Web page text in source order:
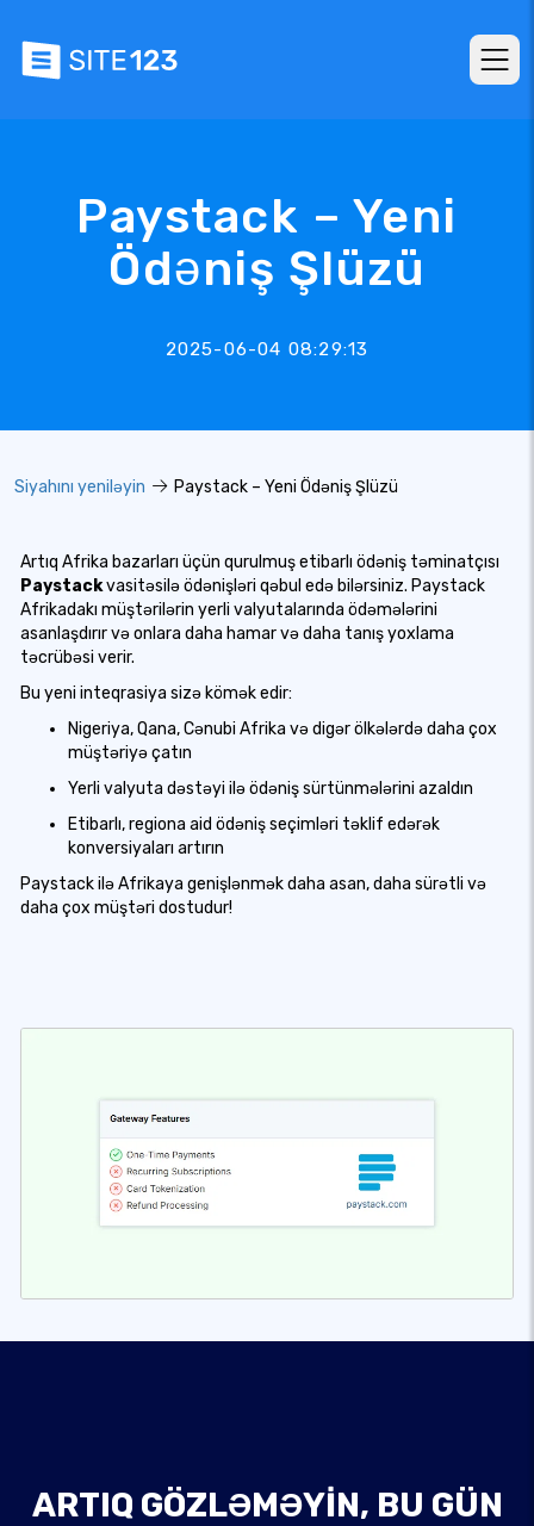
Paystack – Yeni
Ödəniş Şlüzü
2025-06-04 08:29:13
Siyahını yeniləyin Paystack – Yeni Ödəniş Şlüzü
Artıq Afrika bazarları üçün qurulmuş etibarlı ödəniş təminatçısı
Paystackvasitəsilə ödənişləri qəbul edə bilərsiniz. Paystack
Afrikadakı müştərilərin yerli valyutalarında ödəmələrini
asanlaşdırır və onlara daha hamar və daha tanış yoxlama
təcrübəsi verir.
Bu yeni inteqrasiya sizə kömək edir:
Nigeriya, Qana, Cənubi Afrika və digər ölkələrdə daha çox
müştəriyə çatın
Yerli valyuta dəstəyi ilə ödəniş sürtünmələrini azaldın
Etibarlı, regiona aid ödəniş seçimləri təklif edərək
konversiyaları artırın
Paystack ilə Afrikaya genişlənmək daha asan, daha sürətli və
daha çox müştəri dostudur!
ARTIQ GÖZLƏMƏYIN, BU GÜN